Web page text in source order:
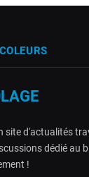
site d'actualités
dédié au
!